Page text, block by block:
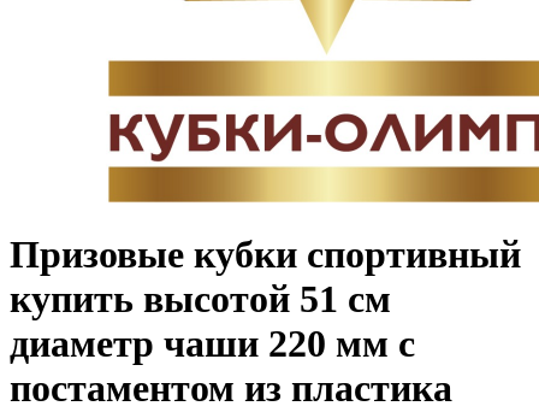
Призовые кубки спортивный
купить высотой 51 см
диаметр чаши 220 мм с
постаментом из пластика